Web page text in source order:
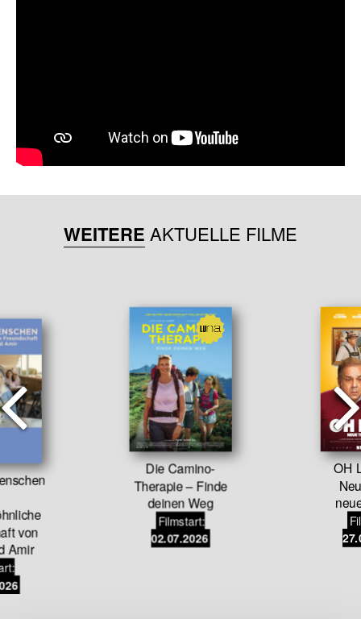
WEITERE AKTUELLE FILME
von
Amir
Die Camino-
Therapie – Finde
deinen Weg
Filmstart:
02.07.2026
OH